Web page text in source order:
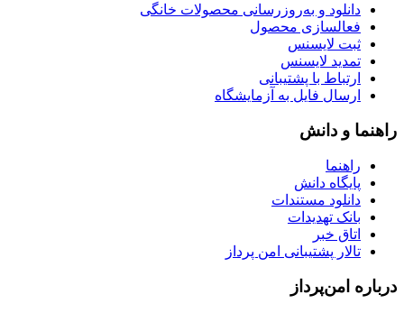
دانلود و به‌روزرسانی محصولات خانگی
فعالسازی محصول
ثبت لایسنس
تمدید لایسنس
ارتباط با پشتیبانی
ارسال فایل به آزمایشگاه
راهنما و دانش
راهنما
پایگاه دانش
دانلود مستندات
بانک تهدیدات
اتاق خبر
تالار پشتیبانی امن پرداز
درباره امن‌پرداز